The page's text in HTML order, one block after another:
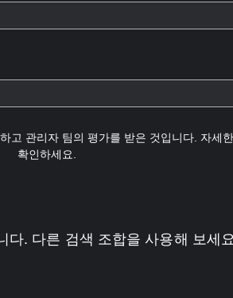
고 관리자 팀의 평가를 받은 것입니다. 자세
확인하세요.
다. 다른 검색 조합을 사용해 보세